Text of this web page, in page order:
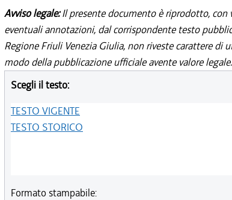
Avviso legale:Il presente documento è riprodotto, con
eventuali annotazioni, dal corrispondente testo
Regione Friuli Venezia Giulia, non riveste carattere di
modo della pubblicazione ufficiale avente valore legale.
Scegli il testo:
TESTO VIGENTE
TESTO STORICO
Formato stampabile: